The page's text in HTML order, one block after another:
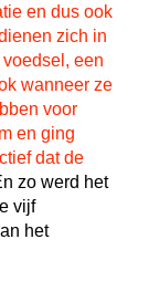
en dus ook
zich in
een
wanneer ze
voor
en ging
dat de
zo werd het
vijf
het